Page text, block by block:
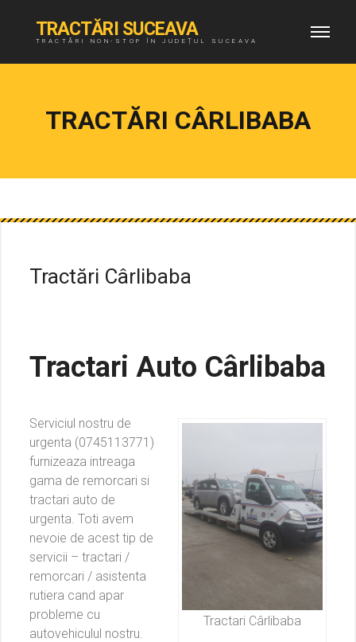
TRACTĂRI SUCEAVA
TRACTĂRI NON-STOP ÎN JUDEȚUL SUCEAVA
TRACTĂRI CÂRLIBABA
Tractări Cârlibaba
Tractari Auto Cârlibaba
Tractari Cârlibaba
Serviciul nostru de
urgenta (0745113771)
furnizeaza intreaga
gama de remorcari si
tractari auto de
urgenta. Toti avem
nevoie de acest tip de
servicii – tractari /
remorcari / asistenta
rutiera cand apar
probleme cu
autovehiculul nostru.